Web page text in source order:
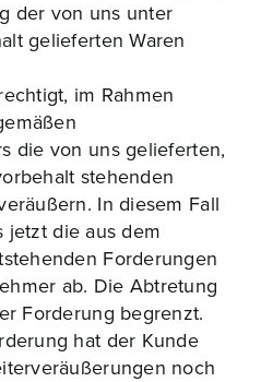
der von uns unter
gelieferten Waren
im Rahmen
die von uns gelieferten,
stehenden
In diesem Fall
jetzt die aus dem
Forderungen
ab. Die Abtretung
Forderung begrenzt.
hat der Kunde
noch